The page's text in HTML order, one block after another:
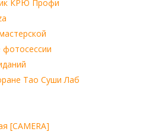
КРЮ Профи
фотосессии
Тао Суши Лаб
[CAMERA]